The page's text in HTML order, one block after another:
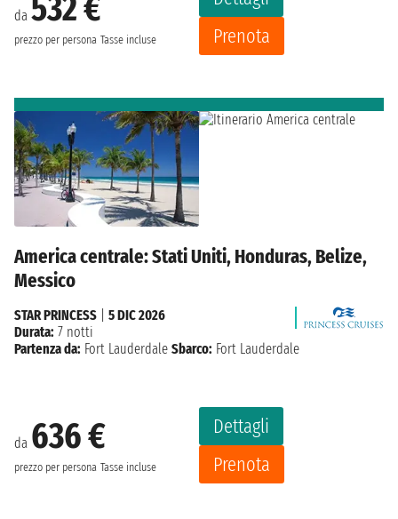
da
prezzo per persona Tasse incluse
Prenota
America centrale: Stati Uniti, Honduras, Belize,
Messico
da 636 €
prezzo per persona Tasse incluse
Dettagli
Prenota
STAR PRINCESS
5 DIC 2026
Durata: 7 notti
Partenza da: Fort Lauderdale Sbarco: Fort Lauderdale